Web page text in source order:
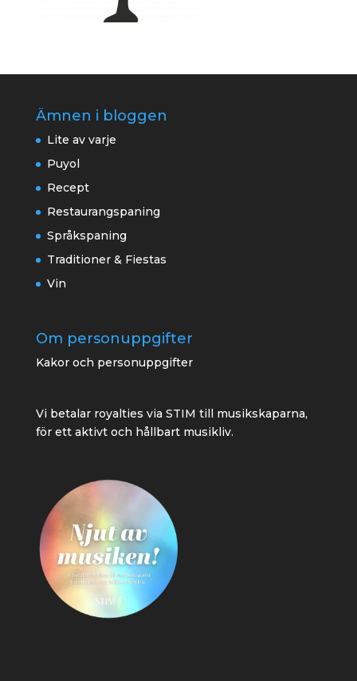
Ämnen i bloggen
Lite av varje
Puyol
Recept
Restaurangspaning
Språkspaning
Traditioner & Fiestas
Vin
Om personuppgifter
Kakor och personuppgifter
Vi betalar royalties via STIM till musikskaparna,
för ett aktivt och hållbart musikliv.